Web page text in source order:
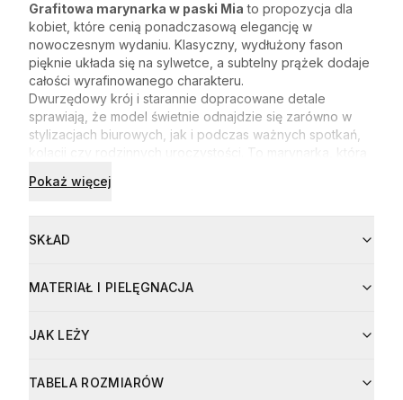
Grafitowa marynarka w paski Mia to propozycja dla
kobiet, które cenią ponadczasową elegancję w
nowoczesnym wydaniu. Klasyczny, wydłużony fason
pięknie układa się na sylwetce, a subtelny prążek dodaje
całości wyrafinowanego charakteru.
Dwurzędowy krój i starannie dopracowane detale
sprawiają, że model świetnie odnajdzie się zarówno w
stylizacjach biurowych, jak i podczas ważnych spotkań,
kolacji czy rodzinnych uroczystości. To marynarka, którą
lub spódnicą, tworząc look pełen klasy.
Mia będzie doskonałym wyborem.
Pokaż więcej
SKŁAD
Tkanina główna: 64% poliester, 33% wiskoza, 3% elastan
Pielęgnacja
Prać ręcznie w temperaturze maksymalnie 30°C.
Nie wybielać, nie chlorować, nie pocierać.
MATERIAŁ I PIELĘGNACJA
Materiał
JAK LEŻY
TABELA ROZMIARÓW